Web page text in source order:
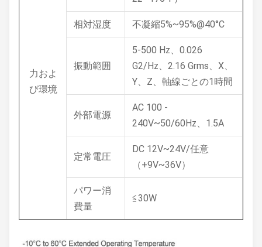
力およ
び環境
相対湿度 不凝縮5%~95%@40°C
振動範囲
5-500 Hz、0.026
G2/Hz、2.16 Grms、X、
Y、Z、軸線ごとの1時間
外部電源
AC 100 -
240V~50/60Hz、1.5A
定常電圧
DC 12V~24V/任意
（+9V~36V）
パワー消
費量
≦30W